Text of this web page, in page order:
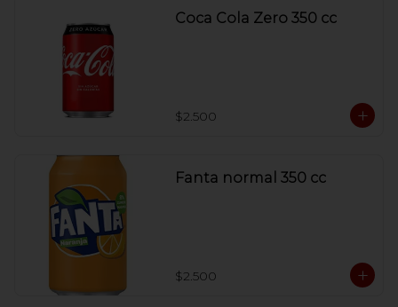
Coca Cola Zero 350 cc
$2.500
Fanta normal 350 cc
$2.500